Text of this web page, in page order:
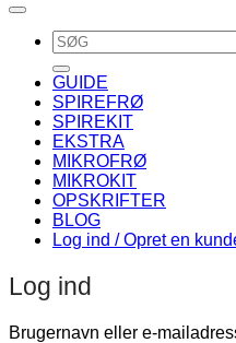
Søg
efter:
GUIDE
SPIREFRØ
SPIREKIT
EKSTRA
MIKROFRØ
MIKROKIT
OPSKRIFTER
BLOG
Log ind / Opret en
Log ind
Brugernavn eller e-